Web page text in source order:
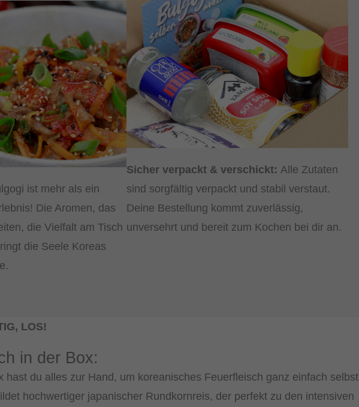
ist mehr als ein
Die Aromen, das
die Vielfalt am Tisch
die Seele Koreas
Sicher verpackt & verschickt: Alle Zutaten
sind sorgfältig verpackt und stabil verstaut.
Deine Bestellung kommt zuverlässig,
unversehrt und bereit zum Kochen bei dir an.
LOS!
in der Box:
hast du alles zur Hand, um koreanisches Feuerfleisch ganz einfach selbst
hochwertiger japanischer Rundkornreis, der perfekt zu den intensiven